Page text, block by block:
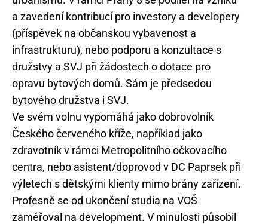
a zavedení kontribucí pro investory a developery
(příspěvek na občanskou vybavenost a
infrastrukturu), nebo podporu a konzultace s
družstvy a SVJ při žádostech o dotace pro
opravu bytových domů. Sám je předsedou
bytového družstva i SVJ.
Ve svém volnu vypomáhá jako dobrovolník
Českého červeného kříže, například jako
zdravotník v rámci Metropolitního očkovacího
centra, nebo asistent/doprovod v DC Paprsek při
výletech s dětskými klienty mimo brány zařízení.
Profesně se od ukončení studia na VOŠ
zaměřoval na development. V minulosti působil